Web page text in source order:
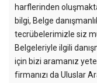
harflerinden
bilgi, Belge
tecrübelerimizle siz
Belgeleriyle ilgili
için bizi aramanız
firmanızı da Uluslar